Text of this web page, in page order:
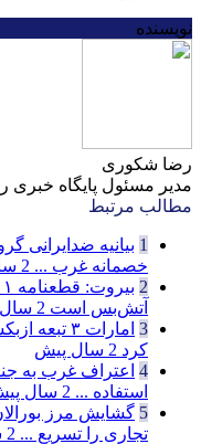
نویسنده
رضا شکوری
مدیر مسئول پایگاه خبری
مطالب مرتبط
1
خصمانه غرب ... 2 سال پیش
2
آتش‌بس است 2 سال پیش
3
امارات ۳
کرد 2 سال پیش
4 اعتراف غرب به
استفاده ... 2 سال پیش
5 گشایش مرز
تجاری را تسریع ... 2 سال پیش